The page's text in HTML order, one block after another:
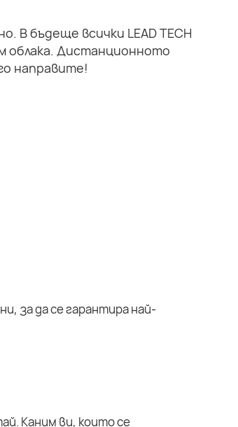
В бъдеще всички LEAD TECH
облака. Дистанционното
направите!
за да се гарантира най-
Каним ви, които се